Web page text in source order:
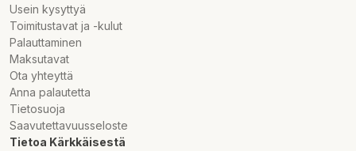
Usein kysyttyä
Toimitustavat ja -kulut
Palauttaminen
Maksutavat
Ota yhteyttä
Anna palautetta
Tietosuoja
Saavutettavuusseloste
Tietoa Kärkkäisestä